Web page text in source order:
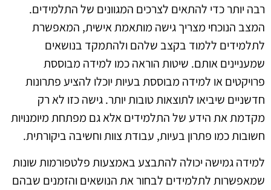
רבה יותר כדי להתאים לצרכים המגוונים של התלמידים.
המצב הנוכחי מצריך גישה מותאמת אישית, המאפשרת
לתלמידים ללמוד בקצב שלהם ולהתמקד בנושאים
שמעניינים אותם. שיטות הוראה כמו למידה מבוססת
פרויקטים או למידה מבוססת בעיות יוכלו להציע פתרונות
חדשניים שיביאו לתוצאות טובות יותר. גישה כזו לא רק
מקדמת את הידע של התלמידים אלא גם מפתחת מיומנויות
חשובות כמו פתרון בעיות, עבודת צוות וחשיבה ביקורתית.
למידה גמישה יכולה להתבצע באמצעות פלטפורמות שונות
שמאפשרות לתלמידים לבחור את הנושאים והזמנים שבהם